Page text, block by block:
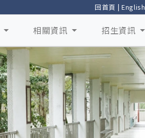
回首頁 | English
相關資訊 招生資訊